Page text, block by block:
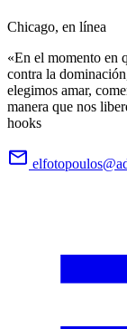
Chicago, en línea
«En el momento en
contra la
elegimos amar,
manera que nos
hooks